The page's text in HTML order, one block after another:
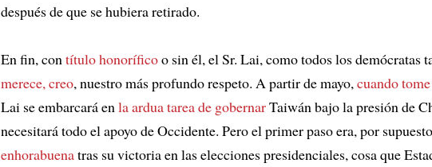
después de que se hubiera retirado.
En fin, con título honoríficoo sin él, el Sr. Lai, como todos los demócratas
merece, creo, nuestro más profundo respeto. A partir de mayo, cuando
Lai se embarcará en la ardua tarea de gobernarTaiwán bajo la presión de
necesitará todo el apoyo de Occidente. Pero el primer paso era, por
enhorabuenatras su victoria en las elecciones presidenciales, cosa que